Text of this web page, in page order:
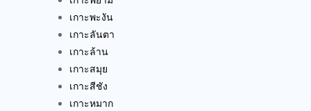
เกาะพะงัน
เกาะลันตา
เกาะล้าน
เกาะสมุย
เกาะสีชัง
เกาะหมาก